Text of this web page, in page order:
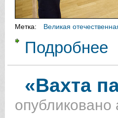
Метка: Великая
Подробнее
«Вахта
опубликовано